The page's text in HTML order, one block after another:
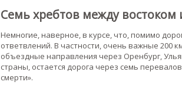
Семь хребтов между востоком
Немногие, наверное, в курсе, что, помимо
ответвлений. В частности, очень важные 200
объездные направления через Оренбург,
страны, остается дорога через семь
смерти».